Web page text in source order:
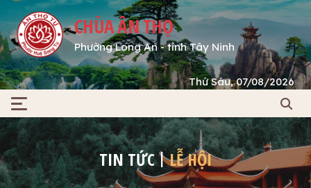
CHÙA ÂN THỌ
Phường Long An - tỉnh Tây Ninh
Thứ Sáu, 07/08/2026
TIN TỨC LỄ HỘI